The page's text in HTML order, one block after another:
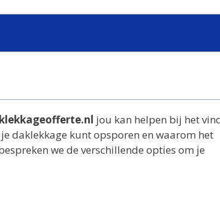
jou kan helpen bij het
daklekkage kunt opsporen en waarom het
we de verschillende opties om je